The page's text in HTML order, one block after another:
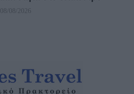
08/08/2026